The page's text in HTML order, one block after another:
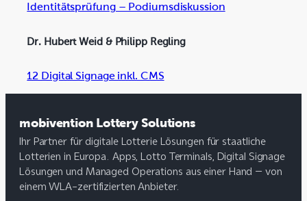
Identitätsprüfung – Podiumsdiskussion
Dr. Hubert Weid & Philipp Regling
12 Digital Signage inkl. CMS
mobivention Lottery Solutions
Ihr Partner für digitale Lotterie Lösungen für staatliche
Lotterien in Europa. Apps, Lotto Terminals, Digital Signage
Lösungen und Managed Operations aus einer Hand – von
einem WLA-zertifizierten Anbieter.